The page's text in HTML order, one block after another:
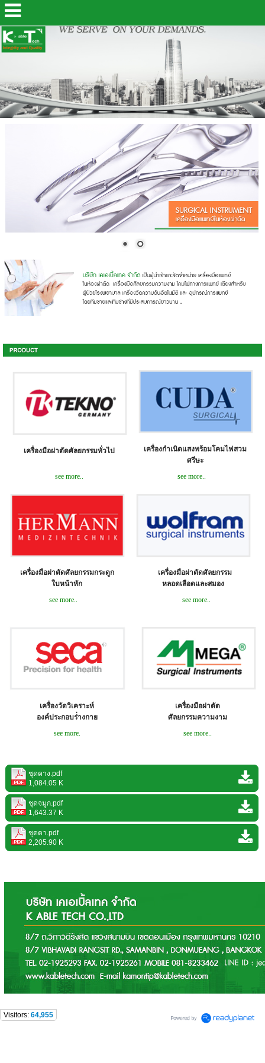
เครื่องมือผ่าตัดศัลยกรรมทั่วไป
see more..
เครื่องกำเนิดแสงพร้อมโคมไฟสวม
ศรีษะ
see more..
เครื่องมือผ่าตัดศัลยกรรมกระดูก
ใบหน้าหัก
see more..
เครื่องมือผ่าตัดศัลยกรรม
หลอดเลือดและสมอง
see more..
เครื่องวัดวิเคราะห์
องค์ประกอบร่่างกาย
see more.
เครื่องมือผ่าตัด
ศัลยกรรมความงาม
see more..
ชุดคาง.pdf
1,084.05 K
ชุดจมูก.pdf
1,643.37 K
ชุดตา.pdf
2,205.90 K
Visitors: 64,955